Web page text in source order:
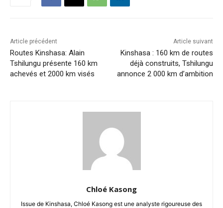
Article précédent
Routes Kinshasa: Alain
Tshilungu présente 160 km
achevés et 2000 km visés
Article suivant
Kinshasa : 160 km de routes
déjà construits, Tshilungu
annonce 2 000 km d’ambition
Chloé Kasong
Issue de Kinshasa, Chloé Kasong est une analyste rigoureuse des